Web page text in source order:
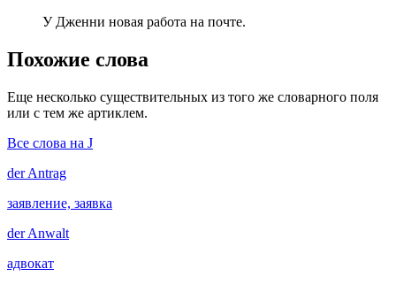
У Дженни новая работа на почте.
Похожие слова
Еще несколько существительных из того же словарного поля
или с тем же артиклем.
Все слова на J
derAntrag
заявление, заявка
derAnwalt
адвокат